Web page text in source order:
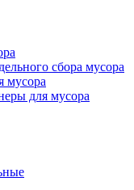
сбора мусора
мусора
для мусора